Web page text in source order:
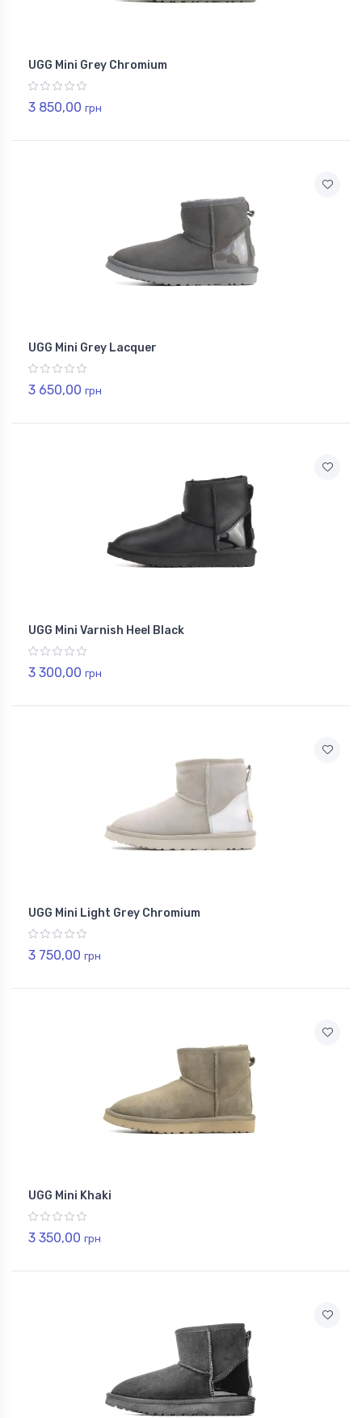
UGG Mini Grey Chromium
3 850,00 грн
UGG Mini Grey Lacquer
3 650,00 грн
UGG Mini Varnish Heel Black
3 300,00 грн
UGG Mini Light Grey Chromium
3 750,00 грн
UGG Mini Khaki
3 350,00 грн